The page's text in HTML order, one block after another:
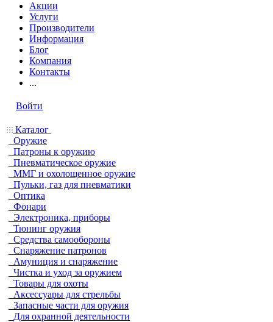
Акции
Услуги
Производители
Информация
Блог
Компания
Контакты
...
Войти
Каталог
Оружие
Патроны к оружию
Пневматическое оружие
ММГ и охолощенное оружие
Пульки, газ для пневматики
Оптика
Фонари
Электроника, приборы
Тюнинг оружия
Средства самообороны
Снаряжение патронов
Амуниция и снаряжение
Чистка и уход за оружием
Товары для охоты
Аксессуары для стрельбы
Запасные части для оружия
Для охранной деятельности